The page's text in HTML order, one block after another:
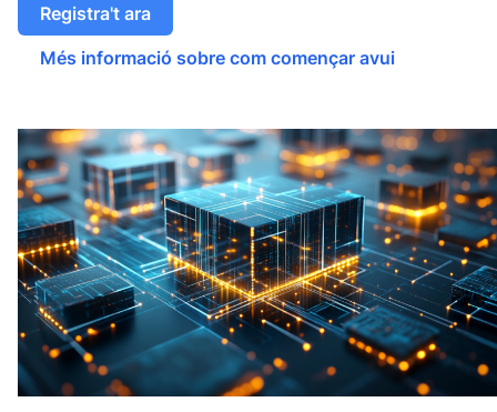
Registra't ara
Més informació sobre com començar avui